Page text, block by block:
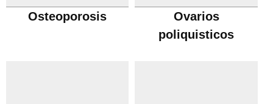
Osteoporosis
Ovarios
poliquisticos